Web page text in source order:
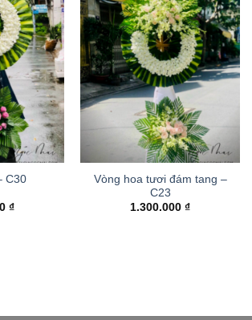
C30
₫
Vòng hoa tươi đám tang –
C23
1.300.000 ₫